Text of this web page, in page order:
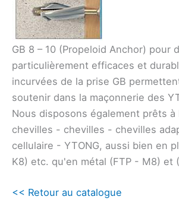
GB 8 – 10 (Propeloid Anchor) pour
particulièrement efficaces et
incurvées de la prise GB
soutenir dans la maçonnerie des
Nous disposons également prêts
chevilles - chevilles - chevilles
cellulaire - YTONG, aussi bien en
K8) etc. qu'en métal (FTP - M8) et
<< Retour au catalogue